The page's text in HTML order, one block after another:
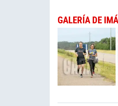
GALERÍA DE